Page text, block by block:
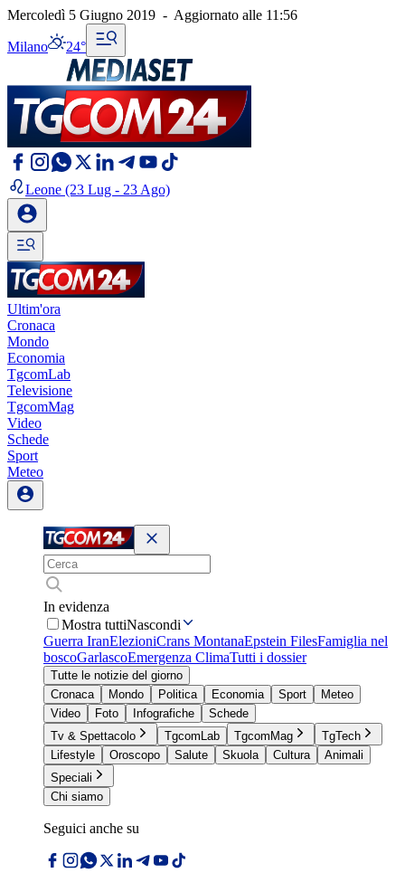
Mercoledì 5 Giugno 2019 - Aggiornato alle 11:56
Milano 24°
Leone (23 Lug - 23 Ago)
Ultim'ora
Cronaca
Mondo
Economia
TgcomLab
Televisione
TgcomMag
Video
Schede
Sport
Meteo
In evidenza
Mostra tuttiNascondi
Guerra IranElezioniCrans MontanaEpstein FilesFamiglia nel
boscoGarlascoEmergenza ClimaTutti i dossier
Tutte le notizie del giorno
Cronaca
Mondo Politica Economia Sport
Meteo
Video
Foto Infografiche
Schede
Tv & Spettacolo
TgcomLab TgcomMag
TgTech
Lifestyle
Oroscopo Salute Skuola Cultura
Animali
Speciali
Chi siamo
Seguici anche su